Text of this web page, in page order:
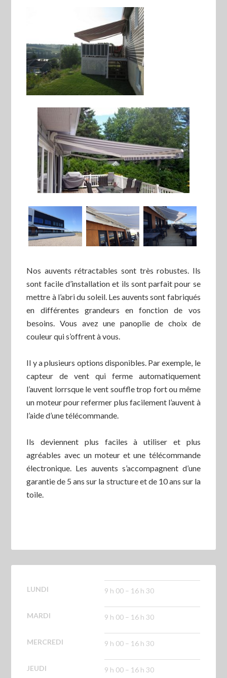
Nos auvents rétractables sont très robustes. Ils
sont facile d’installation et ils sont parfait pour se
mettre à l’abri du soleil. Les auvents sont fabriqués
en différentes grandeurs en fonction de vos
besoins. Vous avez une panoplie de choix de
couleur qui s’offrent à vous.
Il y a plusieurs options disponibles. Par exemple, le
capteur de vent qui ferme automatiquement
l’auvent lorrsque le vent souffle trop fort ou même
un moteur pour refermer plus facilement l’auvent à
l’aide d’une télécommande.
Ils deviennent plus faciles à utiliser et plus
agréables avec un moteur et une télécommande
électronique. Les auvents s’accompagnent d’une
garantie de 5 ans sur la structure et de 10 ans sur la
toile.
LUNDI 9 h 00 – 16 h 30
MARDI 9 h 00 – 16 h 30
MERCREDI 9 h 00 – 16 h 30
JEUDI 9 h 00 – 16 h 30